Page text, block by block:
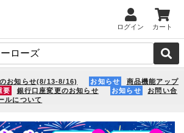
ログイン カート
お知らせ(8/13-8/16) お知らせ
商品機能アップ
要 銀行口座変更のお知らせ お知らせ
お問い合
ルについて